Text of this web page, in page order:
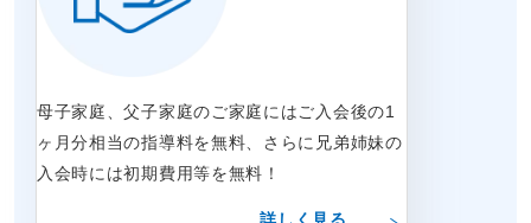
母子家庭、父子家庭のご家庭にはご入会後の1
ヶ月分相当の指導料を無料、さらに兄弟姉妹の
入会時には初期費用等を無料！